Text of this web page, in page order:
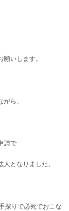
いします。
ら、
請で
人となりました。
探りで必死でおこな